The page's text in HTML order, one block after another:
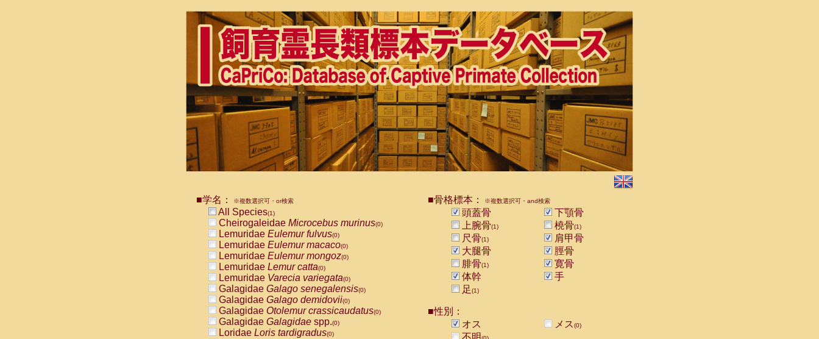
■学名： ※複数選択可・or検索
All Species(1)
Cheirogaleidae Microcebus murinus(0)
Lemuridae Eulemur fulvus(0)
Lemuridae Eulemur macaco(0)
Lemuridae Eulemur mongoz(0)
Lemuridae Lemur catta(0)
Lemuridae Varecia variegata(0)
Galagidae Galago senegalensis(0)
Galagidae Galago demidovii(0)
Galagidae Otolemur crassicaudatus(0)
Galagidae Galagidae spp.(0)
Loridae Loris tardigradus(0)
■骨格標本： ※複数選択可・and検索
頭蓋骨
下顎骨
上腕骨(1) 橈骨(1)
尺骨(1)
肩甲骨
大腿骨
脛骨
腓骨(1)
寛骨
体幹
手
足(1)
■性別：
オス
メス(0)
不明